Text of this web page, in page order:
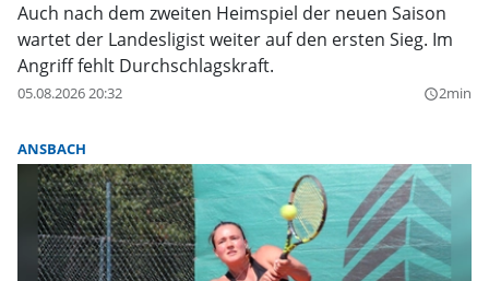
Auch nach dem zweiten Heimspiel der neuen Saison
wartet der Landesligist weiter auf den ersten Sieg. Im
Angriff fehlt Durchschlagskraft.
05.08.2026 20:32 query_builder2min
ANSBACH